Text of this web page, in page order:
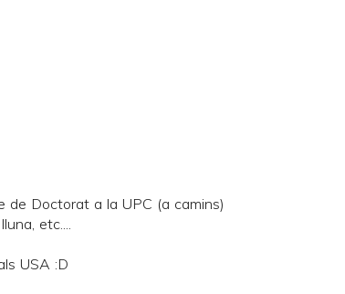
de Doctorat a la UPC (a camins)
etc....
USA :D